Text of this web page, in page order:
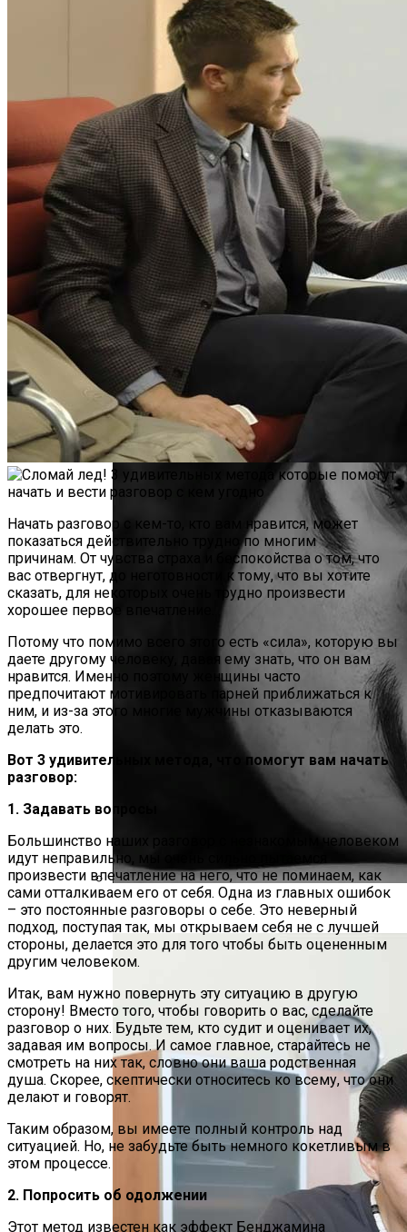
Новые Мошенники: Как Работает Схема
ImportSend.io И Почему После Оплаты У
Вас Могут Списывать Деньги Снова И
Снова
10 Причин Разорвать Отношения
Будьте Смелы Отпустить Любого
Начать разговор с кем-то, кто вам нравится, может
показаться действительно трудно по многим
причинам. От чувства страха и беспокойства о том, что
вас отвергнут, до неготовности к тому, что вы хотите
сказать, для некоторых очень трудно произвести
хорошее первое впечатление.
Потому что помимо всего этого есть «сила», которую вы
даете другому человеку, давая ему знать, что он вам
нравится. Именно поэтому женщины часто
предпочитают мотивировать парней приближаться к
ним, и из-за этого многие мужчины отказываются
делать это.
Вот 3 удивительных метода, что помогут вам начать
разговор:
1. Задавать вопросы
Большинство наших разговор с незнакомым человеком
идут неправильно, мы очень сильно пытаемся
произвести впечатление на него, что не поминаем, как
сами отталкиваем его от себя. Одна из главных ошибок
– это постоянные разговоры о себе. Это неверный
подход, поступая так, мы открываем себя не с лучшей
стороны, делается это для того чтобы быть оцененным
другим человеком.
Итак, вам нужно повернуть эту ситуацию в другую
сторону! Вместо того, чтобы говорить о вас, сделайте
разговор о них. Будьте тем, кто судит и оценивает их,
задавая им вопросы. И самое главное, старайтесь не
смотреть на них так, словно они ваша родственная
душа. Скорее, скептически относитесь ко всему, что они
делают и говорят.
Таким образом, вы имеете полный контроль над
ситуацией. Но, не забудьте быть немного кокетливым в
этом процессе.
2. Попросить об одолжении
Этот метод известен как эффект Бенджамина